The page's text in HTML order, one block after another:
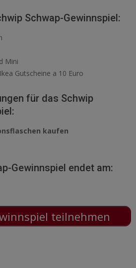
Schwap-Gewinnspiel:
Mini
Gutscheine a 10 Euro
für das Schwip
kaufen
Gewinnspiel endet am:
teilnehmen